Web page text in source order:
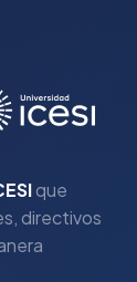
que
directivos